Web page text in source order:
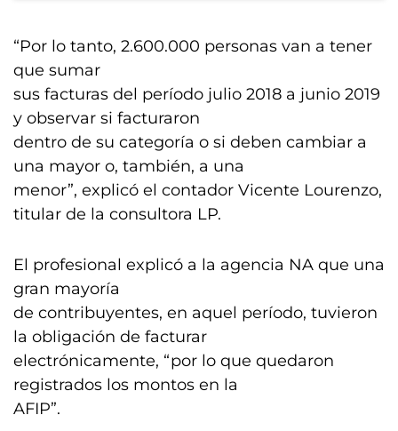
“Por lo tanto, 2.600.000 personas van a tener
que sumar
sus facturas del período julio 2018 a junio 2019
y observar si facturaron
dentro de su categoría o si deben cambiar a
una mayor o, también, a una
menor”, explicó el contador Vicente Lourenzo,
titular de la consultora LP.
El profesional explicó a la agencia NA que una
gran mayoría
de contribuyentes, en aquel período, tuvieron
la obligación de facturar
electrónicamente, “por lo que quedaron
registrados los montos en la
AFIP”.